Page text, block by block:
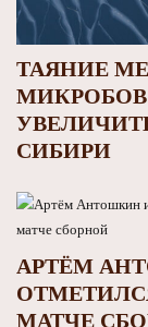
ТАЯНИЕ
СИБИРИ
АРТЁМ
МАТЧЕ